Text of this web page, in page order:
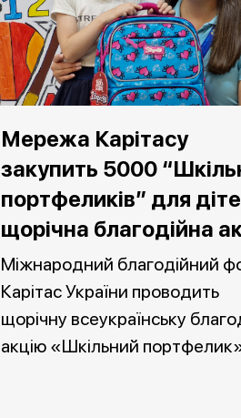
Мережа Карітасу
закупить 5000
портфеликів” для
щорічна благодійна
Міжнародний благодійний
Карітас України проводить
щорічну всеукраїнську
акцію «Шкільний